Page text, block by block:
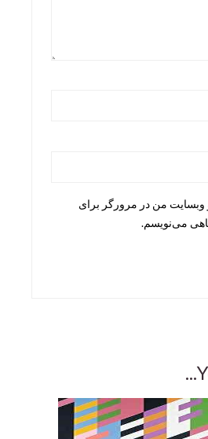
وبسایت من در مرورگر برای
می‌نویسم.